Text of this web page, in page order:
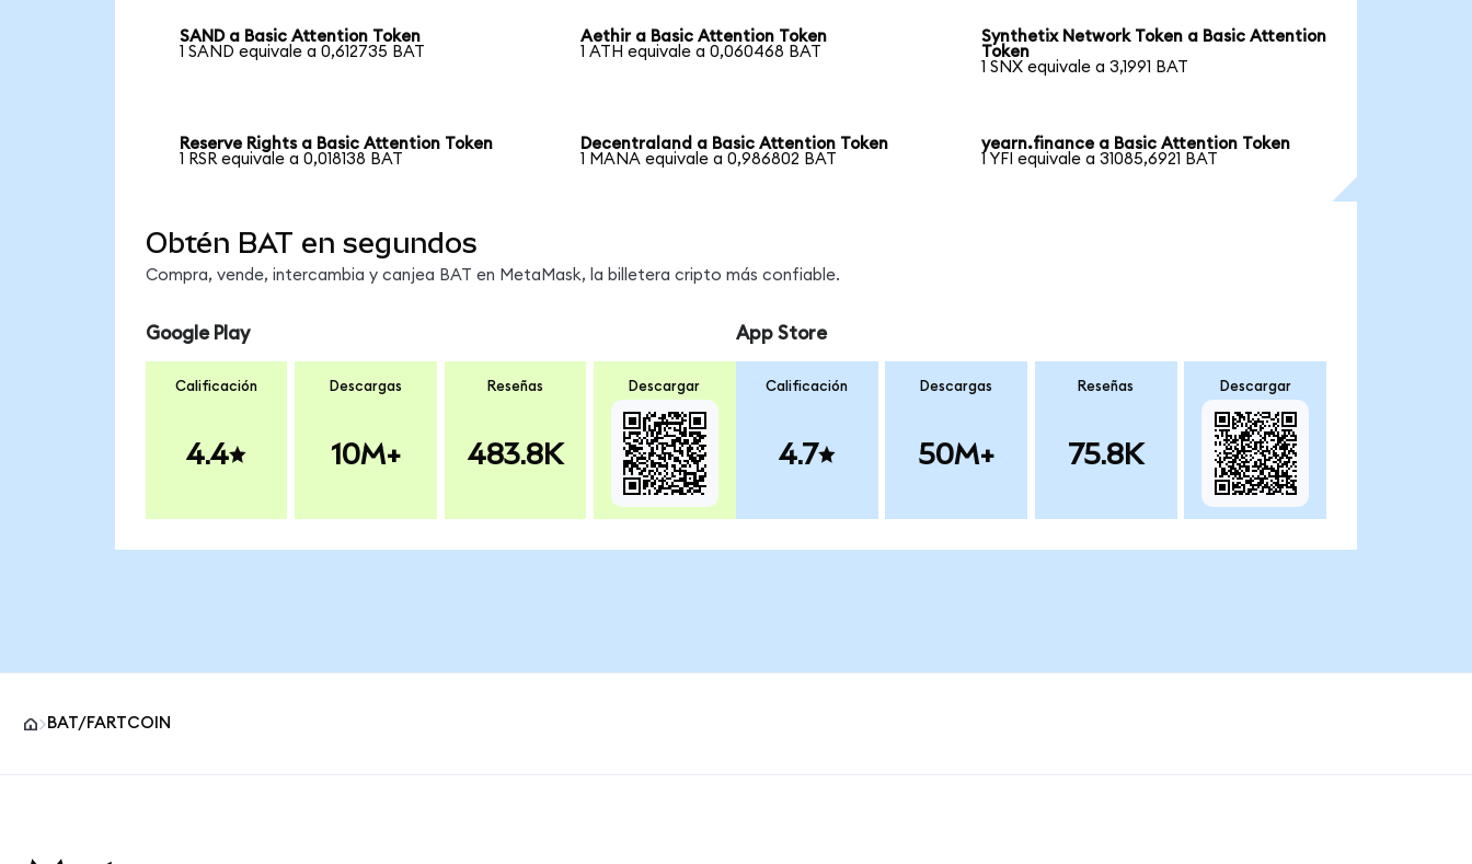
SAND a Basic Attention Token
1 SAND equivale a 0,612735 BAT
Aethir a Basic Attention Token
1 ATH equivale a 0,060468 BAT
Synthetix Network Token a Basic Attention
Token
1 SNX equivale a 3,1991 BAT
Reserve Rights a Basic Attention Token
1 RSR equivale a 0,018138 BAT
Decentraland a Basic Attention Token
1 MANA equivale a 0,986802 BAT
yearn.finance a Basic Attention Token
1 YFI equivale a 31085,6921 BAT
Obtén BAT en segundos
Compra, vende, intercambia y canjea BAT en MetaMask, la billetera cripto más confiable.
Google Play
Calificación
4.4
Descargas
10M+
Reseñas
483.8K
Descargar
App Store
Calificación
4.7
Descargas
50M+
Reseñas
75.8K
Descargar
BAT/FARTCOIN